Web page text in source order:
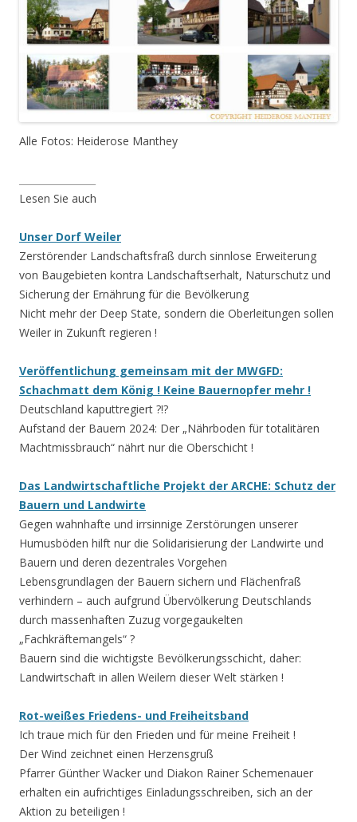
Alle Fotos: Heiderose Manthey
Lesen Sie auch
Unser Dorf Weiler
Zerstörender Landschaftsfraß durch sinnlose Erweiterung
von Baugebieten kontra Landschaftserhalt, Naturschutz und
Sicherung der Ernährung für die Bevölkerung
Nicht mehr der Deep State, sondern die Oberleitungen sollen
Weiler in Zukunft regieren !
Veröffentlichung gemeinsam mit der MWGFD:
Schachmatt dem König ! Keine Bauernopfer mehr !
Deutschland kaputtregiert ?!?
Aufstand der Bauern 2024: Der „Nährboden für totalitären
Machtmissbrauch“ nährt nur die Oberschicht !
Das Landwirtschaftliche Projekt der ARCHE: Schutz der
Bauern und Landwirte
Gegen wahnhafte und irrsinnige Zerstörungen unserer
Humusböden hilft nur die Solidarisierung der Landwirte und
Bauern und deren dezentrales Vorgehen
Lebensgrundlagen der Bauern sichern und Flächenfraß
verhindern – auch aufgrund Übervölkerung Deutschlands
durch massenhaften Zuzug vorgegaukelten
„Fachkräftemangels“ ?
Bauern sind die wichtigste Bevölkerungsschicht, daher:
Landwirtschaft in allen Weilern dieser Welt stärken !
Rot-weißes Friedens- und Freiheitsband
Ich traue mich für den Frieden und für meine Freiheit !
Der Wind zeichnet einen Herzensgruß
Pfarrer Günther Wacker und Diakon Rainer Schemenauer
erhalten ein aufrichtiges Einladungsschreiben, sich an der
Aktion zu beteiligen !